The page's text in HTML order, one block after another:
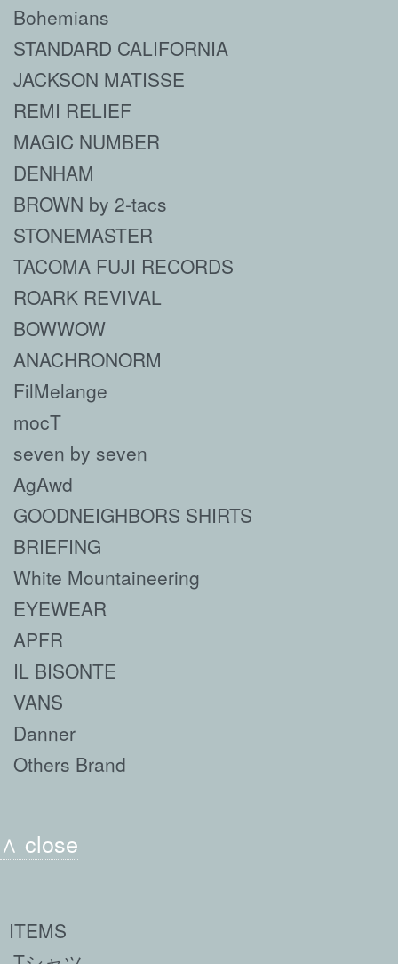
Bohemians
STANDARD CALIFORNIA
JACKSON MATISSE
REMI RELIEF
MAGIC NUMBER
DENHAM
BROWN by 2-tacs
STONEMASTER
TACOMA FUJI RECORDS
ROARK REVIVAL
BOWWOW
ANACHRONORM
FilMelange
mocT
seven by seven
AgAwd
GOODNEIGHBORS SHIRTS
BRIEFING
White Mountaineering
EYEWEAR
APFR
IL BISONTE
VANS
Danner
Others Brand
∧ close
ITEMS